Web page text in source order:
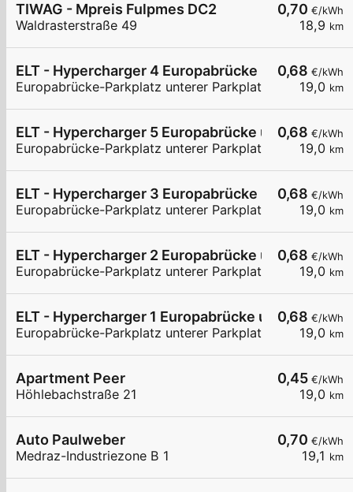
0,70 €/kWh
18,9 km
TIWAG - Mpreis Fulpmes DC2
Waldrasterstraße 49
0,68 €/kWh
19,0 km
ELT - Hypercharger 4 Europabrücke unterer
Europabrücke-Parkplatz unterer Parkplatz
0,68 €/kWh
19,0 km
ELT - Hypercharger 5 Europabrücke unterer
Europabrücke-Parkplatz unterer Parkplatz
0,68 €/kWh
19,0 km
ELT - Hypercharger 3 Europabrücke unterer
Europabrücke-Parkplatz unterer Parkplatz
0,68 €/kWh
19,0 km
ELT - Hypercharger 2 Europabrücke unterer
Europabrücke-Parkplatz unterer Parkplatz
0,68 €/kWh
19,0 km
ELT - Hypercharger 1 Europabrücke unterer
Europabrücke-Parkplatz unterer Parkplatz
0,45 €/kWh
19,0 km
Apartment Peer
Höhlebachstraße 21
0,70 €/kWh
19,1 km
Auto Paulweber
Medraz-Industriezone B 1